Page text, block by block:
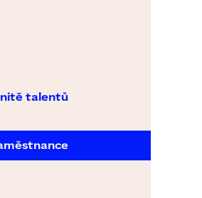
talentů